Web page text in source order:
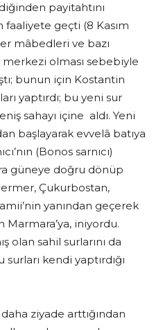
payitahtını
faaliyete geçti (8 Kasım
mâbedleri ve bazı
merkezi olması sebebiyle
bunun için Kostantin
yaptırdı; bu yeni sur
sahayı içine aldı. Yeni
başlayarak evvelâ batıya
(Bonos sarnıcı)
güneye doğru dönüp
Çukurbostan,
yanından geçerek
Marmara’ya, iniyordu.
olan sahil surlarını da
kendi yaptırdığı
ziyade arttığından